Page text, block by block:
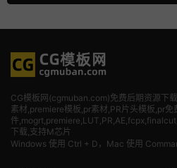
CG模板网(cgmuban.com)免费后期资源下
素材 ,premiere模板,pr素材,PR片头模板,pr免
件
下载,支持M芯片
Windows 使用 Ctrl + D，Mac 使用